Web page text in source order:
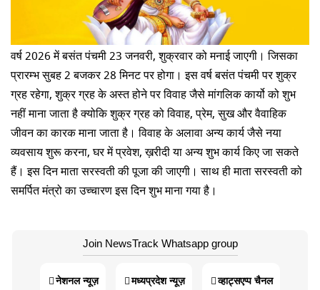
वर्ष 2026 में बसंत पंचमी 23 जनवरी, शुक्रवार को मनाई जाएगी। जिसका
प्रारम्भ सुबह 2 बजकर 28 मिनट पर होगा। इस वर्षबसंतपंचमी पर शुक्र
ग्रह रहेगा, शुक्र ग्रह के अस्त होने पर विवाह जैसे मांगलिक कार्यो को शुभ
नहीं माना जाता है क्योकि शुक्र ग्रह को विवाह, प्रेम, सुख और वैवाहिक
जीवन का कारक माना जाता है। विवाह के अलावा अन्य कार्य जैसे नया
व्यवसाय शुरू करना, घर में प्रवेश, ख़रीदी या अन्य शुभ कार्य किए जा सकते
हैं। इस दिन माता सरस्वती की पूजा की जाएगी। साथ ही माता सरस्वती को
समर्पित मंत्रो का उच्चारण इस दिन शुभ माना गया है।
Join NewsTrack Whatsapp group
नेशनल न्यूज़ मध्यप्रदेश न्यूज़ व्हाट्सएप्प चैनल